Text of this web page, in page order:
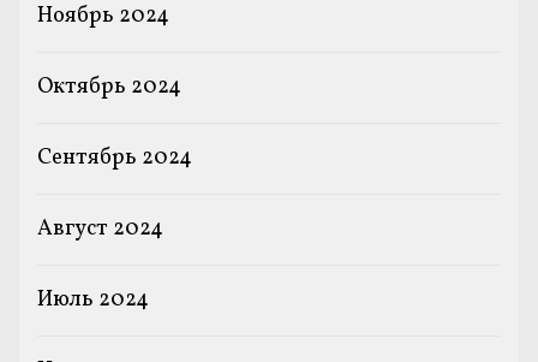
Ноябрь 2024
Октябрь 2024
Сентябрь 2024
Август 2024
Июль 2024